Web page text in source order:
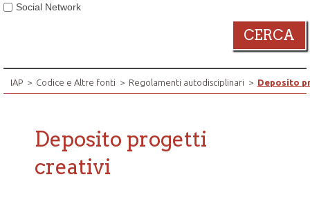
Social Network
CERCA
IAP > Codice e Altre fonti > Regolamenti autodisciplinari > Deposito
Deposito progetti
creativi